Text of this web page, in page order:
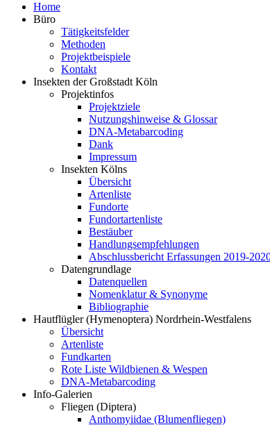
Home
Büro
Tätigkeitsfelder
Methoden
Projektbeispiele
Kontakt
Insekten der Großstadt Köln
Projektinfos
Projektziele
Nutzungshinweise & Glossar
DNA-Metabarcoding
Dank
Impressum
Insekten Kölns
Übersicht
Artenliste
Fundorte
Fundortartenliste
Bestäuber
Handlungsempfehlungen
Abschlussbericht Erfassungen 2019-
Datengrundlage
Datenquellen
Nomenklatur & Synonyme
Bibliographie
Hautflügler (Hymenoptera) Nordrhein-Westfalens
Übersicht
Artenliste
Fundkarten
Rote Liste Wildbienen & Wespen
DNA-Metabarcoding
Info-Galerien
Fliegen (Diptera)
Anthomyiidae (Blumenfliegen)